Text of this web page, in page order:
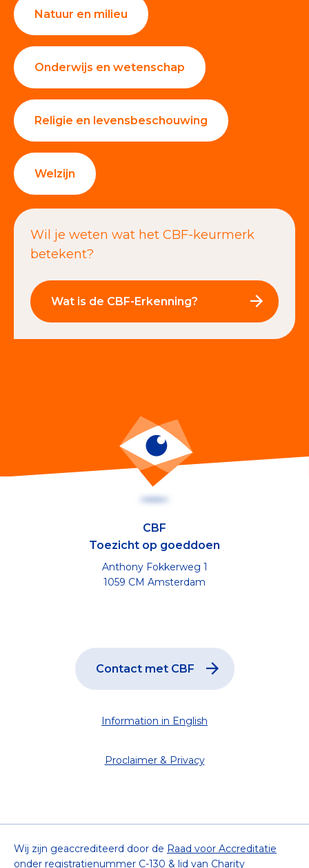
Natuur en milieu
Onderwijs en wetenschap
Religie en levensbeschouwing
Welzijn
Wil je weten wat het CBF-keurmerk
betekent?
Wat is de CBF-Erkenning?
CBF
Toezicht op goeddoen
Anthony Fokkerweg 1
1059 CM Amsterdam
Contact met CBF
Information in English
Proclaimer & Privacy
Wij zijn geaccrediteerd door de Raad voor Accreditatie
onder registratienummer C-130 & lid van Charity